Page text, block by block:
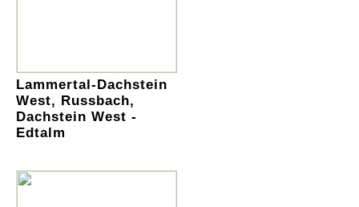
Lammertal-Dachstein
West, Russbach,
Dachstein West -
Edtalm